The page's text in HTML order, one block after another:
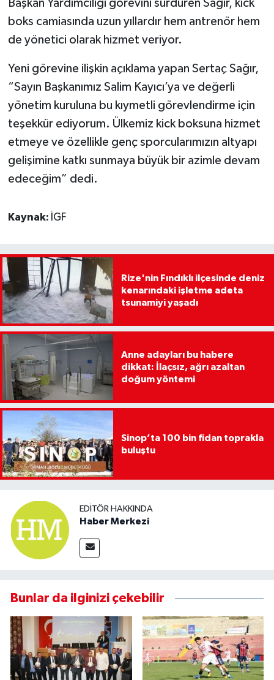
Başkan Yardımcılığı görevini sürdüren Sağır, kick
boks camiasında uzun yıllardır hem antrenör hem
de yönetici olarak hizmet veriyor.
Yeni görevine ilişkin açıklama yapan Sertaç Sağır,
“Sayın Başkanımız Salim Kayıcı’ya ve değerli
yönetim kuruluna bu kıymetli görevlendirme için
teşekkür ediyorum. Ülkemiz kick boksuna hizmet
etmeye ve özellikle genç sporcularımızın altyapı
gelişimine katkı sunmaya büyük bir azimle devam
edeceğim” dedi.
Kaynak: İGF
Rize'nin Fındıklı ilçesinde deniz
kenarındaki işletme adeta
tsunamiyi yaşadı
Anne adayları bu habere
dikkat: İlaçsız, ağrı azaltan
doğum yöntemi
Sinop’ta 100 bin fidan toprakla
buluştu
EDITÖR HAKKINDA
Haber Merkezi
Bunlar da ilginizi çekebilir